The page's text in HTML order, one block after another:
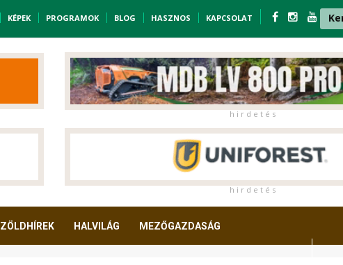
KÉPEK PROGRAMOK BLOG HASZNOS KAPCSOLAT
h i r d e t é s
h i r d e t é s
ZÖLDHÍREK HALVILÁG MEZŐGAZDASÁG